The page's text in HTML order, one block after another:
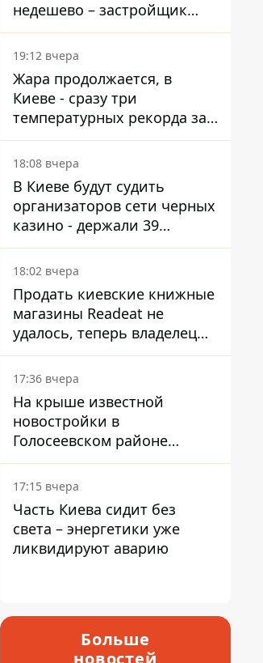
недешево – застройщик
Никонов
19:12 вчера
Жара продолжается, в
Киеве - сразу три
температурных рекорда за
день
18:08 вчера
В Киеве будут судить
организаторов сети черных
казино - держали 39
заведений
18:02 вчера
Продать киевские книжные
магазины Readeat не
удалось, теперь владелец
их просто закроет
17:36 вчера
На крыше известной
новостройки в
Голосеевском районе
разбивают парк площадью
в гектар
17:15 вчера
Часть Киева сидит без
света – энергетики уже
ликвидируют аварию
Больше
новостей